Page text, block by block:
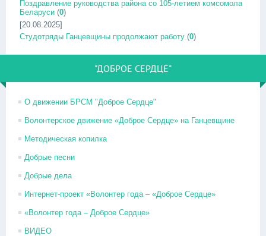
Поздравление руководства района со 105-летием комсомола
Беларуси (0)
[20.08.2025]
Студотряды Ганцевщины продолжают работу (0)
"ДОБРОЕ СЕРДЦЕ"
О движении БРСМ "Доброе Сердце"
Волонтерское движение «Доброе Сердце» на Ганцевщине
Методическая копилка
Добрые песни
Добрые дела
Интернет-проект «Волонтер года – «Доброе Сердце»
«Волонтер года – Доброе Сердце»
ВИДЕО